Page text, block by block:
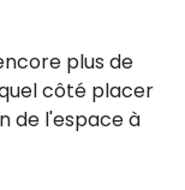
plus de
côté placer
de l'espace à